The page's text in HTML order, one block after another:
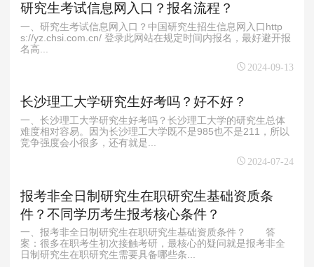
研究生考试信息网入口？报名流程？
一、研究生考试信息网入口？中国研究生招生信息网入口http
s://yz.chsi.com.cn/ 登录此网站在规定时间内报名，最好避开报
名高...
2024-09-13
长沙理工大学研究生好考吗？好不好？
一、长沙理工大学研究生好考吗？长沙理工大学的研究生总体
难度相对容易。因为长沙理工大学既不是985也不是211，所以
竞争强度会小很多，还有就是...
2024-07-24
报考非全日制研究生在职研究生基础资质条
件？不同学历考生报考核心条件？
一、报考非全日制研究生在职研究生基础资质条件？ 答
案：很多在职考生初次接触考研，最核心的疑问就是报考非全
日制研究生在职研究生需要具备哪些条...